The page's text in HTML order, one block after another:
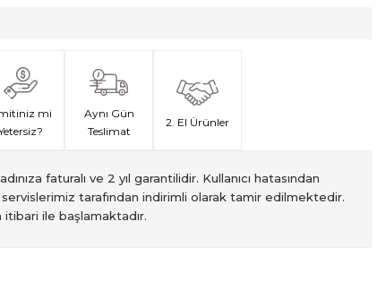
mi
Aynı Gün
Teslimat
2. El Ürünler
faturalı ve 2 yıl garantilidir. Kullanıcı hatasından
tarafından indirimli olarak tamir edilmektedir.
itibari ile başlamaktadır.